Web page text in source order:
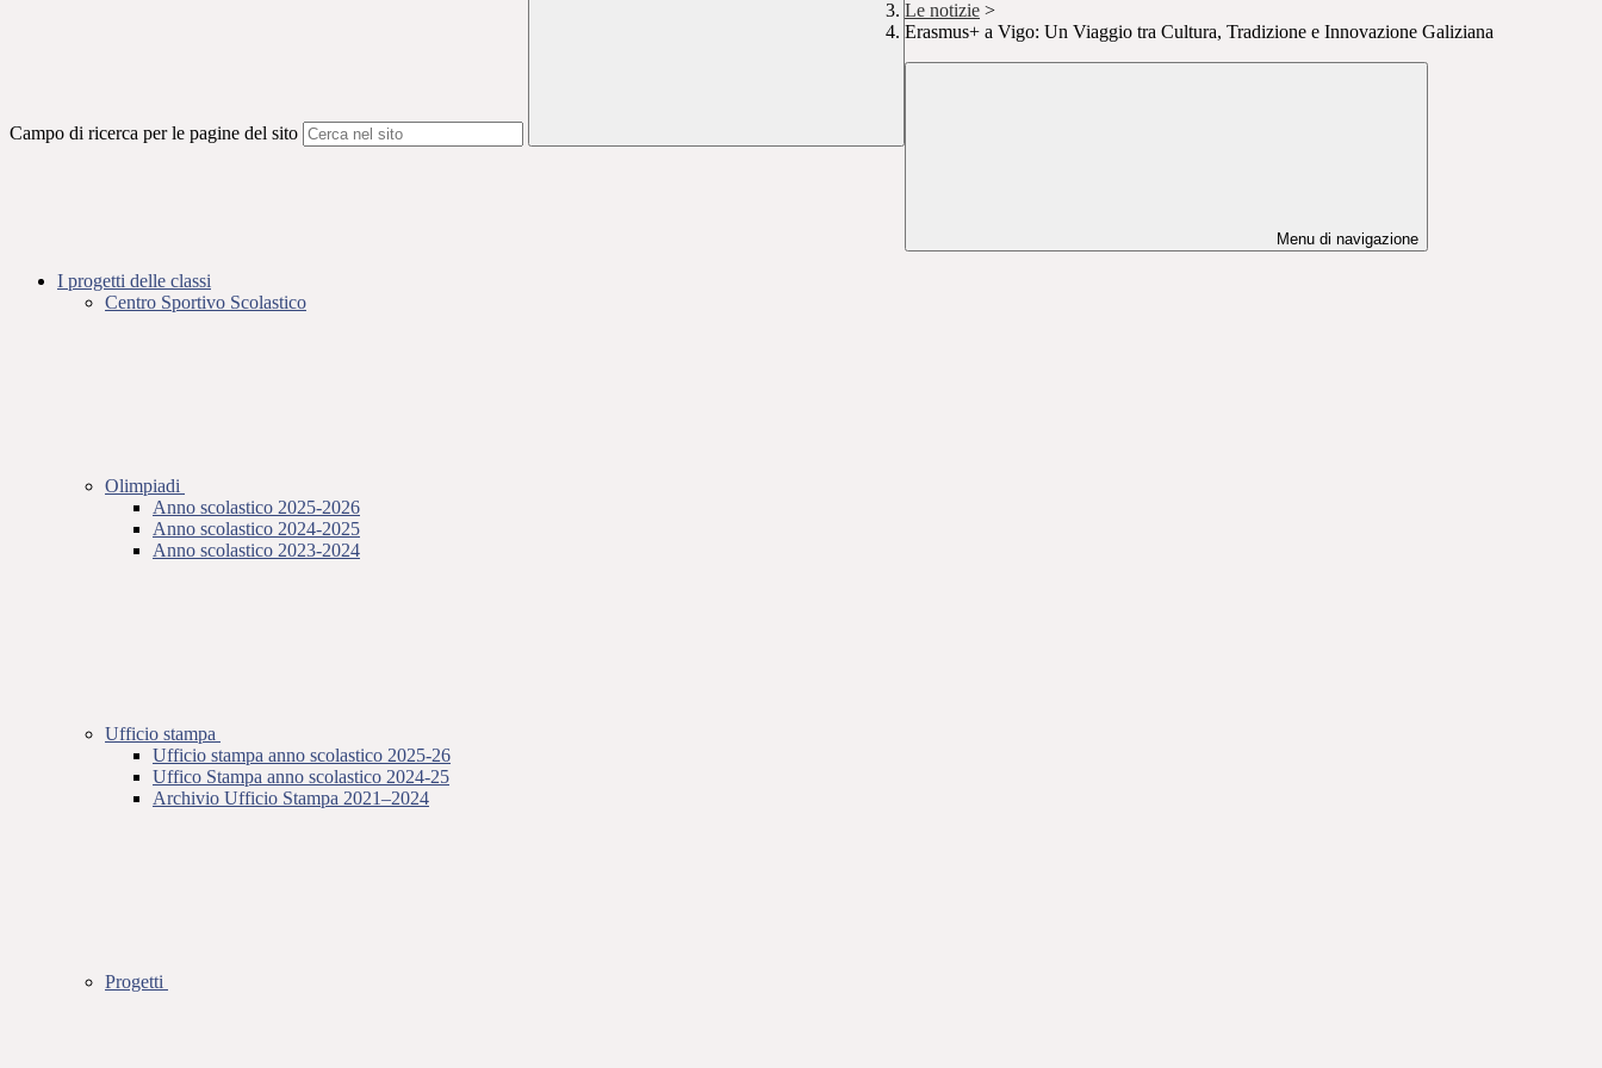
Campo di ricerca per le pagine del sito
Le notizie >
Erasmus+ a Vigo: Un Viaggio tra Cultura, Tradizione e Innovazione Galiziana
Menu di navigazione
I progetti delle classi
Centro Sportivo Scolastico
Olimpiadi
Anno scolastico 2025-2026
Anno scolastico 2024-2025
Anno scolastico 2023-2024
Ufficio stampa
Ufficio stampa anno scolastico 2025-26
Uffico Stampa anno scolastico 2024-25
Archivio Ufficio Stampa 2021–2024
Progetti